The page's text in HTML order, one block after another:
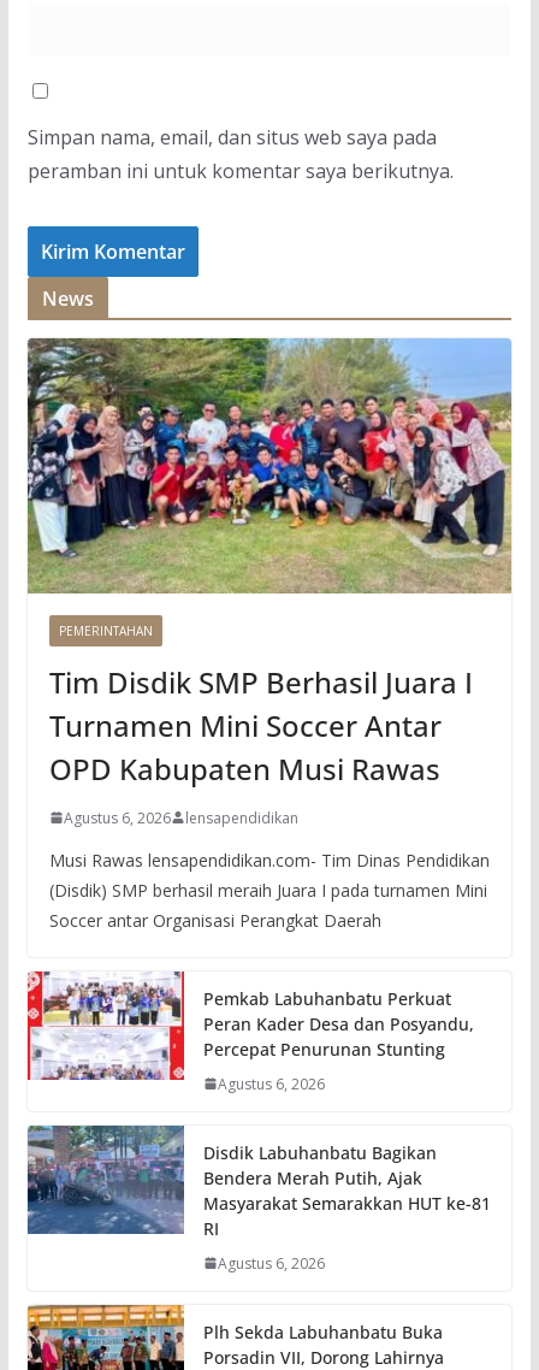
Simpan nama, email, dan situs web saya pada
peramban ini untuk komentar saya berikutnya.
News
PEMERINTAHAN
Tim Disdik SMP Berhasil Juara I
Turnamen Mini Soccer Antar
OPD Kabupaten Musi Rawas
Agustus 6, 2026 lensapendidikan
Musi Rawas lensapendidikan.com- Tim Dinas Pendidikan
(Disdik) SMP berhasil meraih Juara I pada turnamen Mini
Soccer antar Organisasi Perangkat Daerah
Pemkab Labuhanbatu Perkuat
Peran Kader Desa dan Posyandu,
Percepat Penurunan Stunting
Agustus 6, 2026
Disdik Labuhanbatu Bagikan
Bendera Merah Putih, Ajak
Masyarakat Semarakkan HUT ke-81
RI
Agustus 6, 2026
Plh Sekda Labuhanbatu Buka
Porsadin VII, Dorong Lahirnya